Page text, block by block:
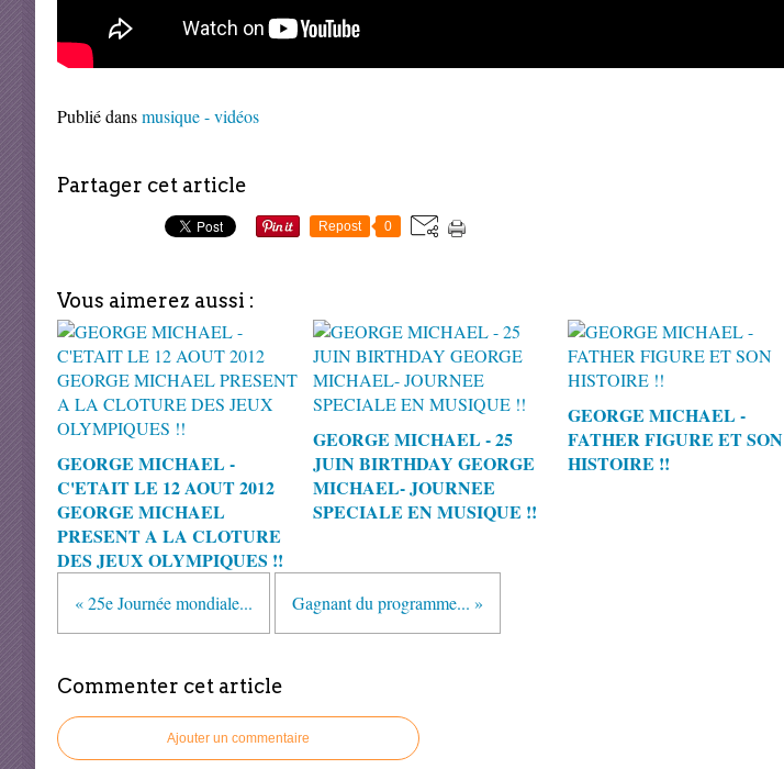
Publié dansmusique - vidéos
Partager cet article
Repost 0
Vous aimerez aussi :
GEORGE MICHAEL -
C'ETAIT LE 12 AOUT 2012
GEORGE MICHAEL
PRESENT A LA CLOTURE
DES JEUX OLYMPIQUES !!
GEORGE MICHAEL - 25
JUIN BIRTHDAY GEORGE
MICHAEL- JOURNEE
SPECIALE EN MUSIQUE !!
GEORGE MICHAEL -
FATHER FIGURE ET SON
HISTOIRE !!
« 25e Journée mondiale... Gagnant du programme... »
Commenter cet article
Ajouter un commentaire